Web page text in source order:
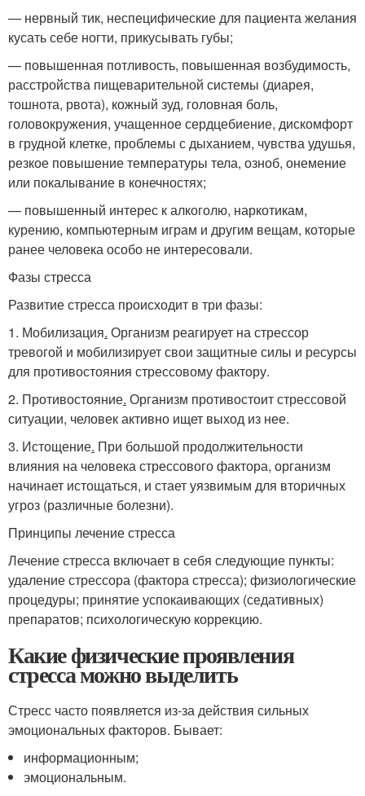
— нервный тик, неспецифические для пациента желания
кусать себе ногти, прикусывать губы;
— повышенная потливость, повышенная возбудимость,
расстройства пищеварительной системы (диарея,
тошнота, рвота), кожный зуд, головная боль,
головокружения, учащенное сердцебиение, дискомфорт
в грудной клетке, проблемы с дыханием, чувства удушья,
резкое повышение температуры тела, озноб, онемение
или покалывание в конечностях;
— повышенный интерес к алкоголю, наркотикам,
курению, компьютерным играм и другим вещам, которые
ранее человека особо не интересовали.
Фазы стресса
Развитие стресса происходит в три фазы:
1. Мобилизация. Организм реагирует на стрессор
тревогой и мобилизирует свои защитные силы и ресурсы
для противостояния стрессовому фактору.
2. Противостояние. Организм противостоит стрессовой
ситуации, человек активно ищет выход из нее.
3. Истощение. При большой продолжительности
влияния на человека стрессового фактора, организм
начинает истощаться, и стает уязвимым для вторичных
угроз (различные болезни).
Принципы лечение стресса
Лечение стресса включает в себя следующие пункты:
удаление стрессора (фактора стресса); физиологические
процедуры; принятие успокаивающих (седативных)
препаратов; психологическую коррекцию.
Какие физические проявления
стресса можно выделить
Стресс часто появляется из-за действия сильных
эмоциональных факторов. Бывает:
информационным;
эмоциональным.